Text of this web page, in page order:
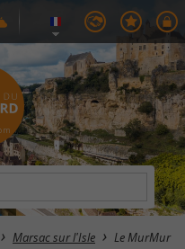
Marsac sur l'Isle Le MurMur